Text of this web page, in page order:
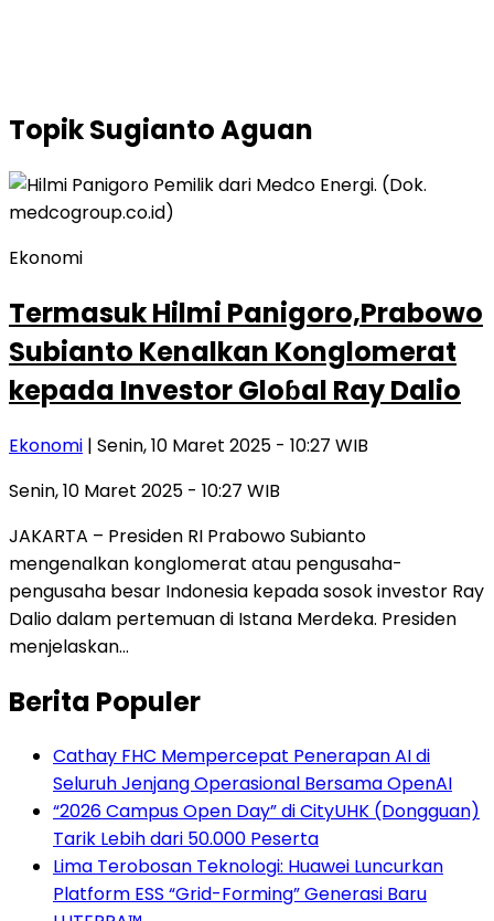
TopikSugianto Aguan
Ekonomi
Termasuk Hilmi Panigoro,Prabowo
Subianto Kenalkan Konglomerat
kepada Investor Gloɓal Ray Dalio
Ekonomi | Senin, 10 Maret 2025 - 10:27 WIB
Senin, 10 Maret 2025 - 10:27 WIB
JAKARTA – Presiden RI Prabowo Subianto
mengenalkan konglomerat atau pengusaha-
pengusaha besar Indonesia kepada sosok investor Ray
Dalio dalam pertemuan di Istana Merdeka. Presiden
menjelaskan…
Berita Populer
Cathay FHC Mempercepat Penerapan AI di
Seluruh Jenjang Operasional Bersama OpenAI
“2026 Campus Open Day” di CityUHK (Dongguan)
Tarik Lebih dari 50.000 Peserta
Lima Terobosan Teknologi: Huawei Luncurkan
Platform ESS “Grid-Forming” Generasi Baru